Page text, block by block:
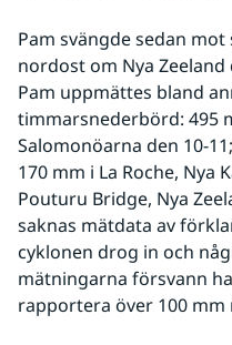
Pam svängde sedan
nordost om Nya Zeeland
Pam uppmättes bland
timmarsnederbörd: 495
Salomonöarna den 10-
170 mm i La Roche, Nya
Pouturu Bridge, Nya
saknas mätdata av
cyklonen drog in och
mätningarna försvann
rapportera över 100 mm